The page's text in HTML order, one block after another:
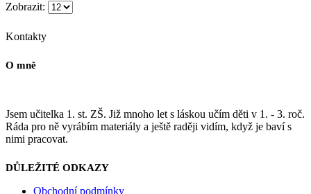
Zobrazit:
Kontakty
O mně
Jsem učitelka 1. st. ZŠ. Již mnoho let s láskou učím děti v 1. - 3. roč.
Ráda pro ně vyrábím materiály a ještě raději vidím, když je baví s
nimi pracovat.
DŮLEŽITÉ ODKAZY
Obchodní podmínky